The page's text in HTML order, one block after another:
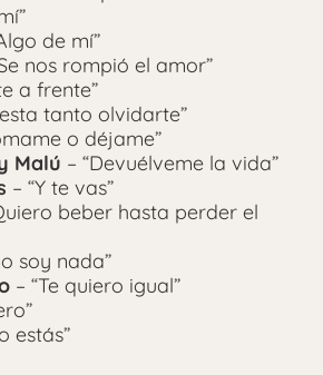
de mí”
nos rompió el amor”
a frente”
tanto olvidarte”
o déjame”
Malú – “Devuélveme la vida”
– “Y te vas”
beber hasta perder el
soy nada”
– “Te quiero igual”
estás”